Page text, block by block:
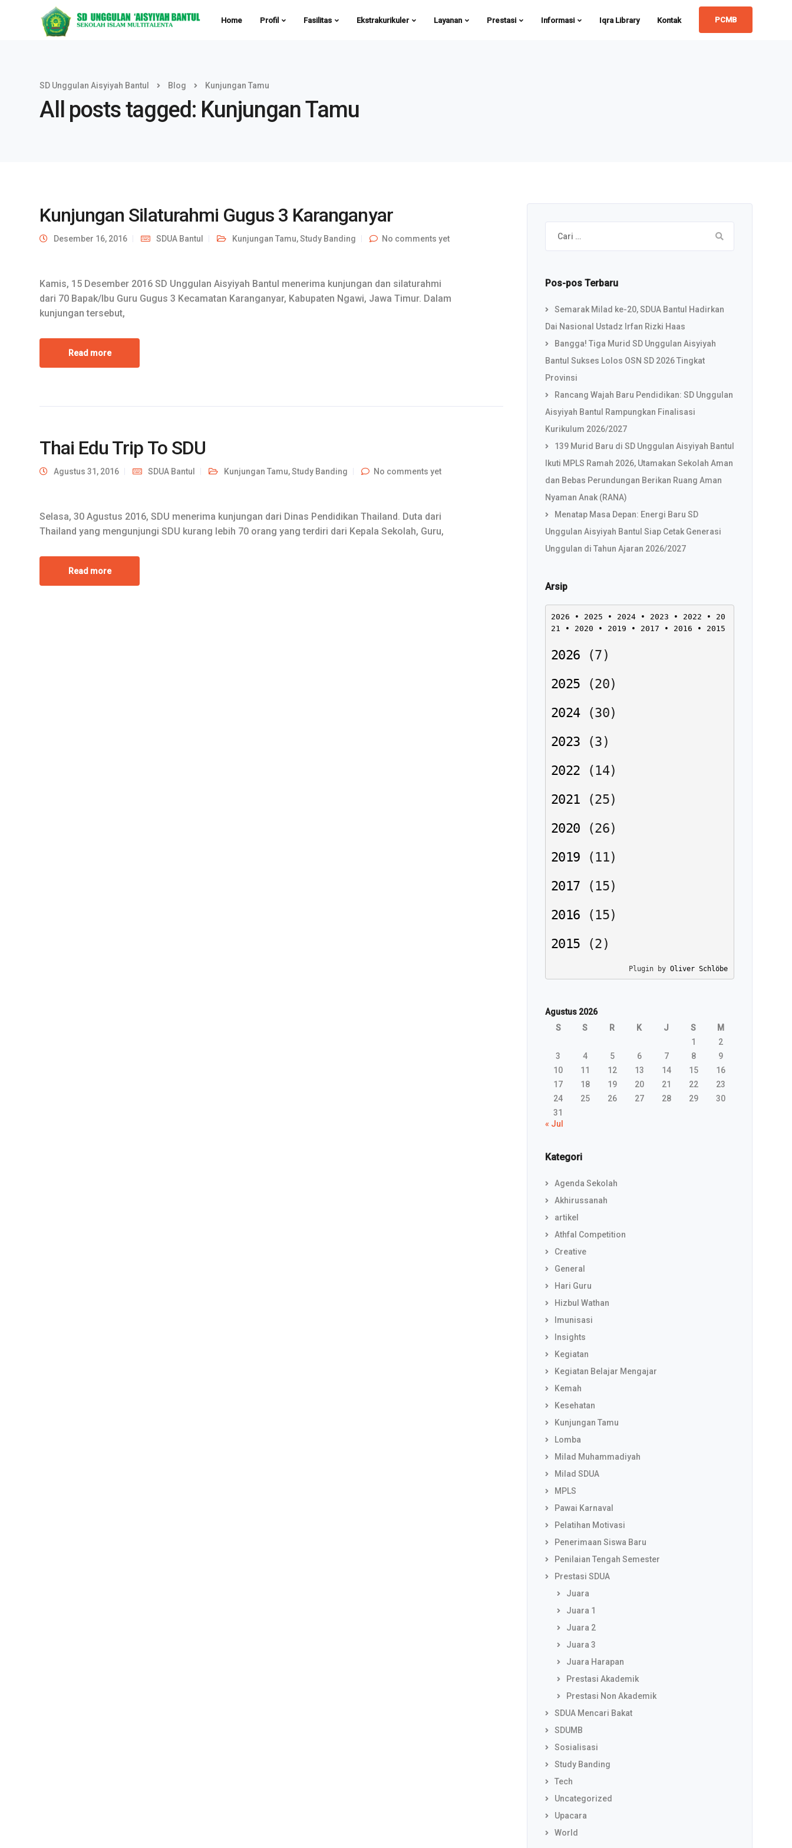
Home Profil Fasilitas Ekstrakurikuler Layanan Prestasi Informasi Iqra Library Kontak PCMB
SD Unggulan Aisyiyah Bantul Blog Kunjungan Tamu
All posts tagged: Kunjungan Tamu
Kunjungan Silaturahmi Gugus 3 Karanganyar
Desember 16, 2016 SDUA Bantul Kunjungan Tamu,Study Banding No comments yet
Kamis, 15 Desember 2016 SD Unggulan Aisyiyah Bantul menerima kunjungan dan silaturahmi
dari 70 Bapak/Ibu Guru Gugus 3 Kecamatan Karanganyar, Kabupaten Ngawi, Jawa Timur. Dalam
kunjungan tersebut,
Read more
Thai Edu Trip To SDU
Agustus 31, 2016 SDUA Bantul Kunjungan Tamu,Study Banding No comments yet
Selasa, 30 Agustus 2016, SDU menerima kunjungan dari Dinas Pendidikan Thailand. Duta dari
Thailand yang mengunjungi SDU kurang lebih 70 orang yang terdiri dari Kepala Sekolah, Guru,
Read more
Cari
untuk:
Pos-pos Terbaru
Semarak Milad ke-20, SDUA Bantul Hadirkan
Dai Nasional Ustadz Irfan Rizki Haas
Bangga! Tiga Murid SD Unggulan Aisyiyah
Bantul Sukses Lolos OSN SD 2026 Tingkat
Provinsi
Rancang Wajah Baru Pendidikan: SD Unggulan
Aisyiyah Bantul Rampungkan Finalisasi
Kurikulum 2026/2027
139 Murid Baru di SD Unggulan Aisyiyah Bantul
Ikuti MPLS Ramah 2026, Utamakan Sekolah Aman
dan Bebas Perundungan Berikan Ruang Aman
Nyaman Anak (RANA)
Menatap Masa Depan: Energi Baru SD
Unggulan Aisyiyah Bantul Siap Cetak Generasi
Unggulan di Tahun Ajaran 2026/2027
Arsip
2026 • 2025 • 2024 • 2023 • 2022 • 20
21
• 2020 • 2019 • 2017 • 2016 • 2015
2026 (7 )
2025
(20)
2024
(30)
2023
(3 )
2022
(14)
2021
(25)
2020
(26)
2019
(11)
2017
(15)
2016
(15)
2015
(2 )
Plugin by Oliver Schlöbe
Agustus 2026
S
S R K J S
M
1
2
3
4 5 6 7 8
9
10
11 12 13 14 15
16
17
18 19 20 21 22
23
24
25 26 27 28 29
30
31
« Jul
Kategori
Agenda Sekolah
Akhirussanah
artikel
Athfal Competition
Creative
General
Hari Guru
Hizbul Wathan
Imunisasi
Insights
Kegiatan
Kegiatan Belajar Mengajar
Kemah
Kesehatan
Kunjungan Tamu
Lomba
Milad Muhammadiyah
Milad SDUA
MPLS
Pawai Karnaval
Pelatihan Motivasi
Penerimaan Siswa Baru
Penilaian Tengah Semester
Prestasi SDUA
Juara
Juara 1
Juara 2
Juara 3
Juara Harapan
Prestasi Akademik
Prestasi Non Akademik
SDUA Mencari Bakat
SDUMB
Sosialisasi
Study Banding
Tech
Uncategorized
Upacara
World